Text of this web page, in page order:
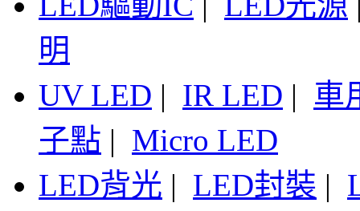
明
UV LED | IR LED | 車
子點 | Micro LED
LED背光 | LED封裝 |